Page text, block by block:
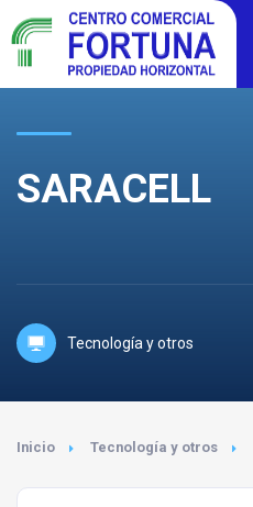
SARACELL
Tecnología y otros
Inicio Tecnología y otros